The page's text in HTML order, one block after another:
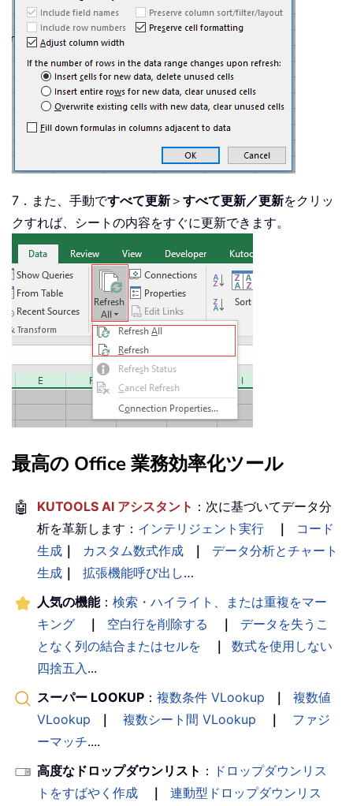
7．また、手動ですべて更新 ＞ すべて更新／更新をクリッ
クすれば、シートの内容をすぐに更新できます。
最高の Office 業務効率化ツール
🤖 KUTOOLS AI アシスタント ：次に基づいてデータ分
析を革新します： インテリジェント実行 ｜
コード
生成 ｜ カスタム数式作成 ｜
データ分析とチャート
生成 ｜ 拡張機能呼び出し…
人気の機能： 検索・ハイライト、または重複をマー
キング
｜ 空白行を削除する ｜
データを失うこ
となく列の結合またはセルを
｜
数式を使用しない
四捨五入...
スーパー LOOKUP ： 複数条件 VLookup ｜
複数値
VLookup
｜ 複数シート間 VLookup ｜
ファジ
ーマッチ....
高度なドロップダウンリスト ： ドロップダウンリス
トをすばやく作成
｜
連動型ドロップダウンリス